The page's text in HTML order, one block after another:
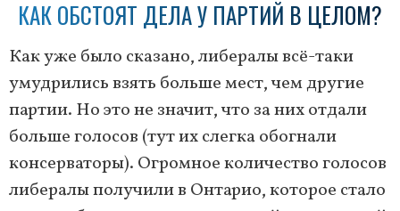
КАК ОБСТОЯТ ДЕЛА У ПАРТИЙ В ЦЕЛОМ?
Как уже было сказано, либералы всё-таки
умудрились взять больше мест, чем другие
партии. Но это не значит, что за них отдали
больше голосов (тут их слегка обогнали
консерваторы). Огромное количество голосов
либералы получили в Онтарио, которое стало